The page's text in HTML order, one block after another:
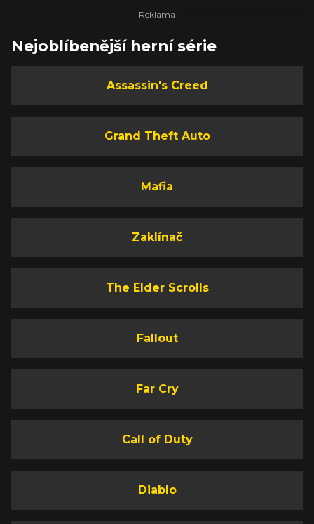
Nejoblíbenější herní série
Assassin's Creed
Grand Theft Auto
Mafia
Zaklínač
The Elder Scrolls
Fallout
Far Cry
Call of Duty
Diablo